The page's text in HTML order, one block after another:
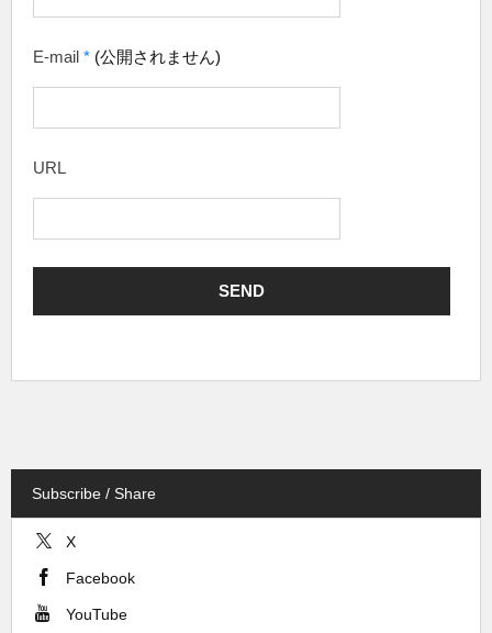
E-mail * (公開されません)
URL
Subscribe / Share
X
Facebook
YouTube